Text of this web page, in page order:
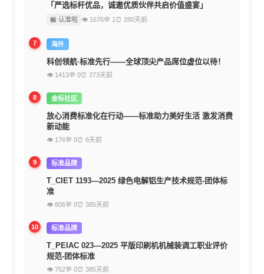
「严选标杆优品，诚邀优质伙伴共启价值盛宴」
🏪 认准啦 👁 1676💬 1 ⏰ 280天前
7 海外
科创领航·标准先行——全球顶尖产品席位虚位以待！
👁 1413💬 0⏰ 273天前
8 金标社区
放心消费标准化在行动——标准助力美好生活 激发消费
新动能
👁 176💬 0⏰ 6天前
9 标准品牌
T_CIET 1193—2025 绿色电解铝生产技术规范-团体标
准
👁 806💬 0⏰ 385天前
10 标准品牌
T_PEIAC 023—2025 平版印刷机机械装调工职业评价
规范-团体标准
👁 752💬 0⏰ 385天前